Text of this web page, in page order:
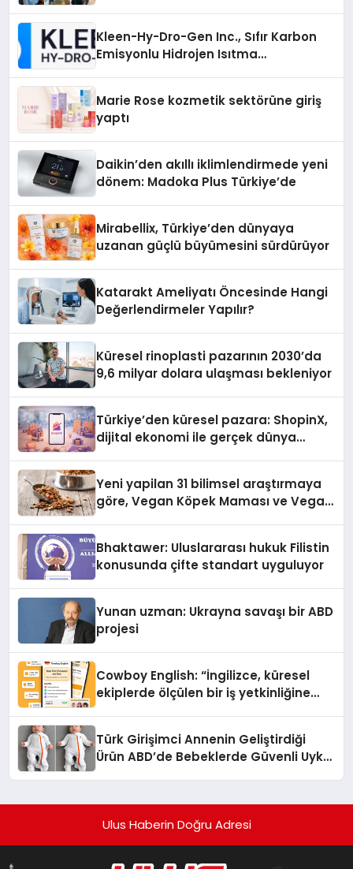
Kleen-Hy-Dro-Gen Inc., Sıfır Karbon
Emisyonlu Hidrojen Isıtma
Marie Rose kozmetik sektörüne giriş
yaptı
Daikin’den akıllı iklimlendirmede yeni
dönem: Madoka Plus Türkiye’de
Mirabellix, Türkiye’den dünyaya
uzanan güçlü büyümesini sürdürüyor
Katarakt Ameliyatı Öncesinde Hangi
Değerlendirmeler Yapılır?
Küresel rinoplasti pazarının 2030’da
9,6 milyar dolara ulaşması bekleniyor
Türkiye’den küresel pazara: ShopinX,
dijital ekonomi ile gerçek dünya
Yeni yapilan 31 bilimsel araştırmaya
göre, Vegan Köpek Maması ve Vegan
Bhaktawer: Uluslararası hukuk Filistin
konusunda çifte standart uyguluyor
Yunan uzman: Ukrayna savaşı bir ABD
projesi
Cowboy English: “İngilizce, küresel
ekiplerde ölçülen bir iş yetkinliğine
Türk Girişimci Annenin Geliştirdiği
Ürün ABD’de Bebeklerde Güvenli Uyku
Ulus Haberin Doğru Adresi